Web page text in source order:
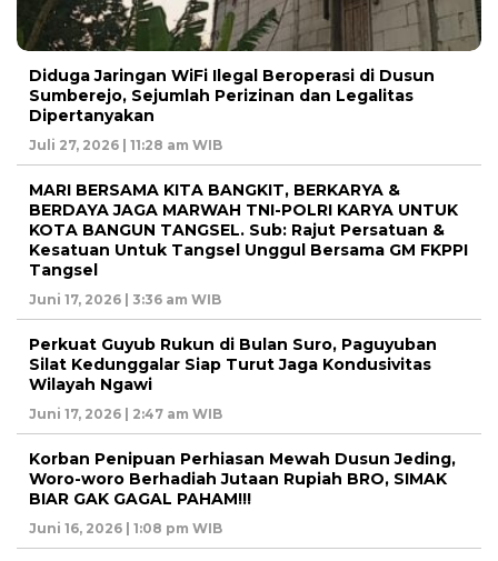
Diduga Jaringan WiFi Ilegal Beroperasi di Dusun
Sumberejo, Sejumlah Perizinan dan Legalitas
Dipertanyakan
Juli 27, 2026 | 11:28 am WIB
MARI BERSAMA KITA BANGKIT, BERKARYA &
BERDAYA JAGA MARWAH TNI-POLRI KARYA UNTUK
KOTA BANGUN TANGSEL. Sub: Rajut Persatuan &
Kesatuan Untuk Tangsel Unggul Bersama GM FKPPI
Tangsel
Juni 17, 2026 | 3:36 am WIB
Perkuat Guyub Rukun di Bulan Suro, Paguyuban
Silat Kedunggalar Siap Turut Jaga Kondusivitas
Wilayah Ngawi
Juni 17, 2026 | 2:47 am WIB
Korban Penipuan Perhiasan Mewah Dusun Jeding,
Woro-woro Berhadiah Jutaan Rupiah BRO, SIMAK
BIAR GAK GAGAL PAHAM!!!
Juni 16, 2026 | 1:08 pm WIB